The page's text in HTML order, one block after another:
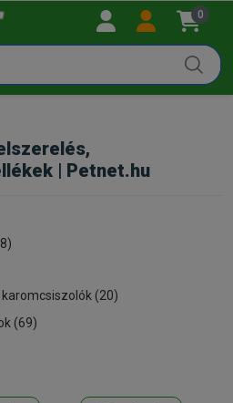
0
| Petnet.hu
(20)
(69)